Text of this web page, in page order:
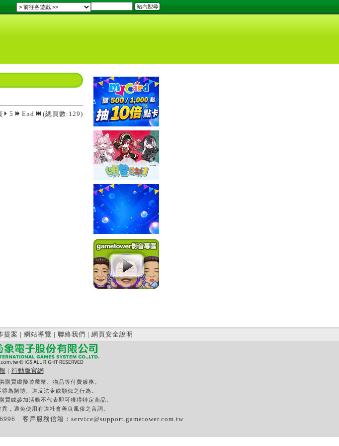
5 End (總頁數:129)
提案 | 網站導覽 | 聯絡我們 | 網頁安全說明
| 行動版官網
買虛擬遊戲幣、物品等付費服務。
為賭博、違反法令或類似之行為。
或參加活動不代表即可獲得特定商品。
，避免使用有違社會善良風俗之言詞。
客戶服務信箱： service@support.gametower.com.tw